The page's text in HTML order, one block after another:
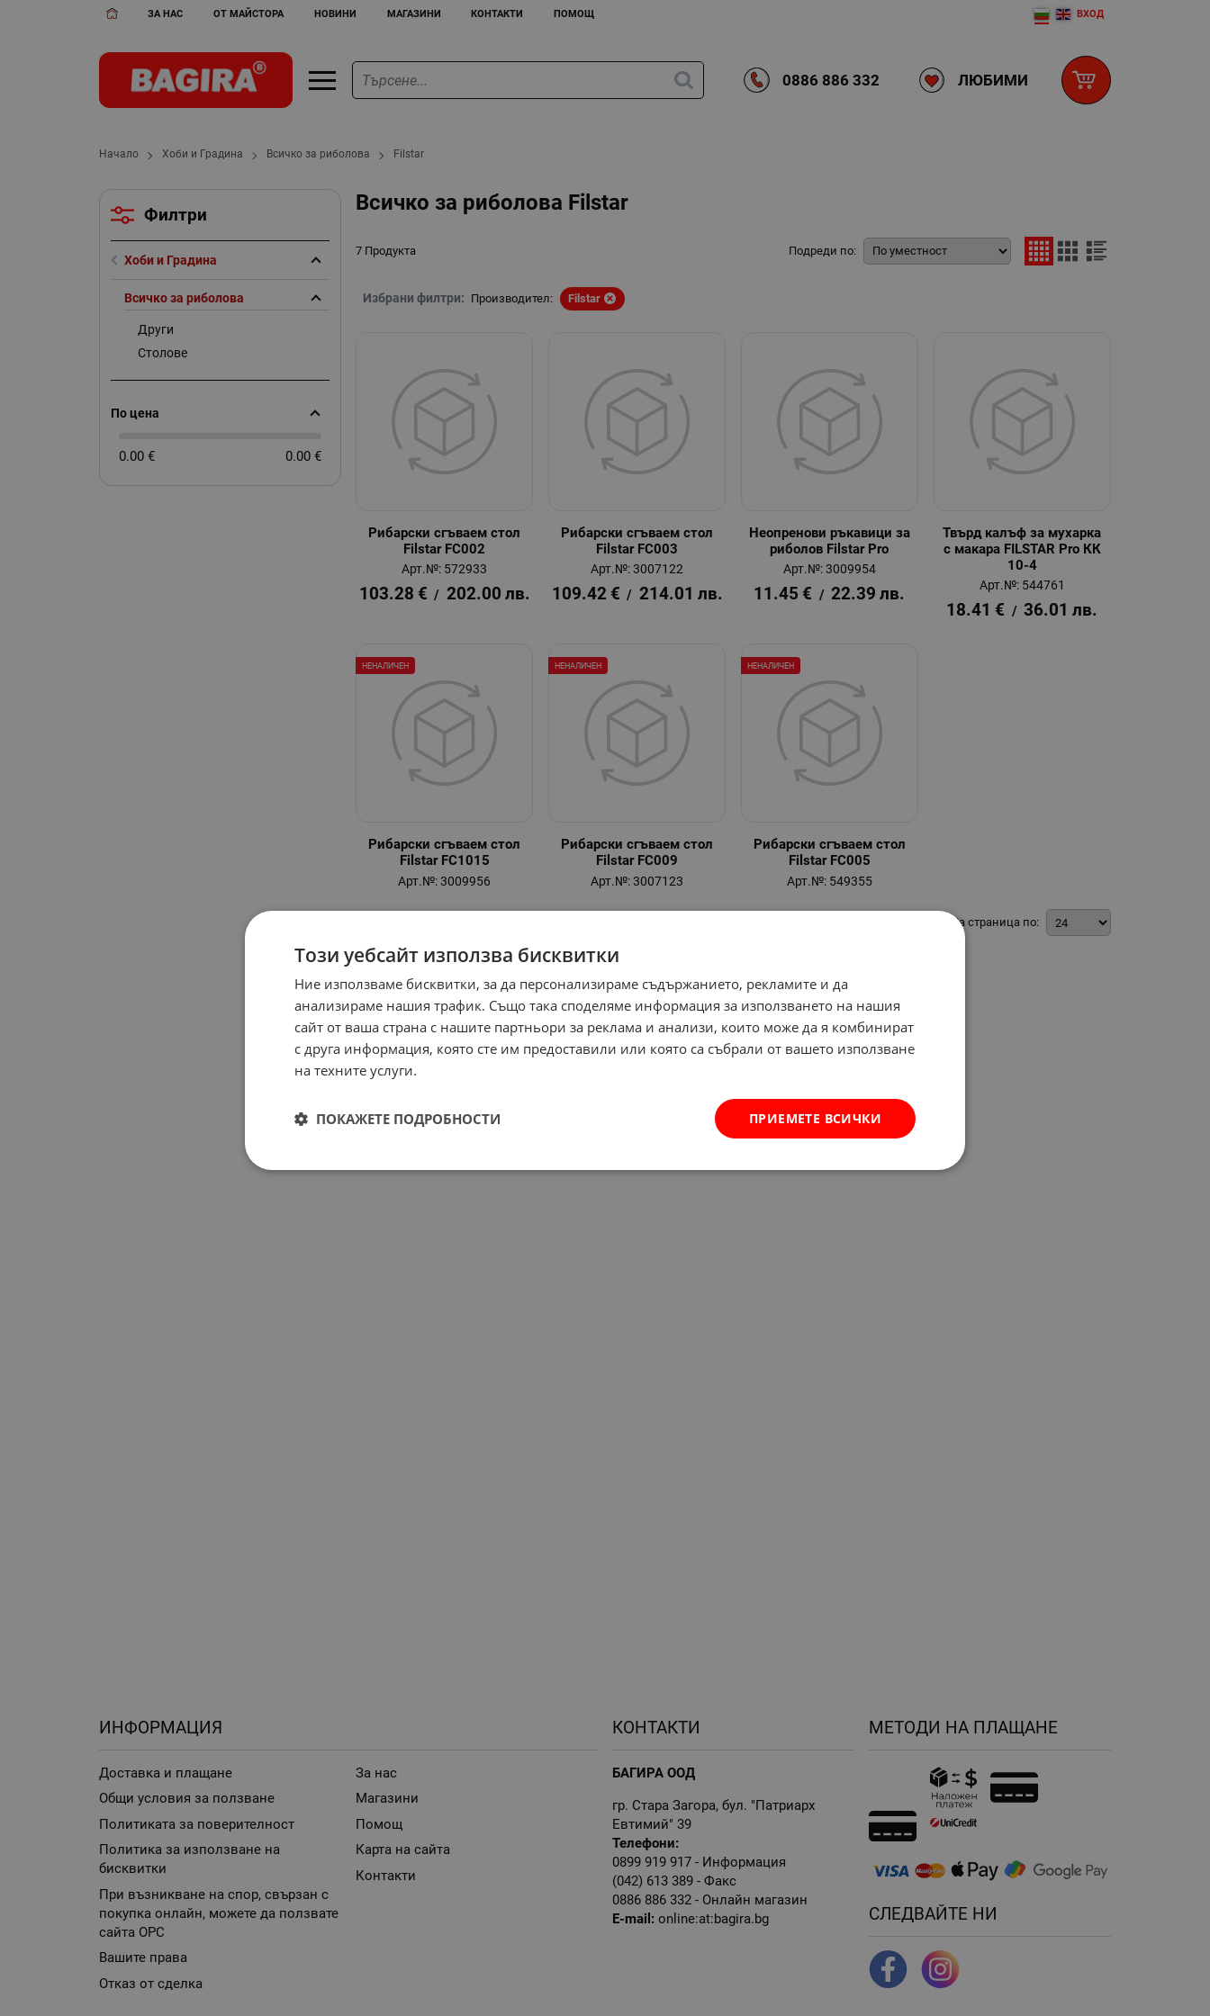
ЗА НАС ОТ МАЙСТОРА НОВИНИ МАГАЗИНИ КОНТАКТИ ПОМОЩ ВХОД
0886 886 332 ЛЮБИМИ
Начало Хоби и Градина Всичко за риболова Filstar
Всичко за риболова Filstar
7 Продукта Подреди по:
Избрани филтри: Производител: Filstar
Рибарски сгъваем стол
Filstar FC002
Арт.№: 572933
103.28 € / 202.00 лв.
Рибарски сгъваем стол
Filstar FC003
Арт.№: 3007122
109.42 € / 214.01 лв.
Неопренови ръкавици за
риболов Filstar Pro
Арт.№: 3009954
11.45 € / 22.39 лв.
Твърд калъф за мухарка
с макара FILSTAR Pro КК
10-4
Арт.№: 544761
18.41 € / 36.01 лв.
Рибарски сгъваем стол
Filstar FC1015
Арт.№: 3009956
НЕНАЛИЧЕН
Рибарски сгъваем стол
Filstar FC009
Арт.№: 3007123
НЕНАЛИЧЕН
Рибарски сгъваем стол
Filstar FC005
Арт.№: 549355
НЕНАЛИЧЕН
На страница по:
Филтри
Хоби и Градина
Всичко за риболова
Други
Столове
По цена
0.00 € 0.00 €
ИНФОРМАЦИЯ
Доставка и плащане
Общи условия за ползване
Политиката за поверителност
Политика за използване на
бисквитки
При възникване на спор, свързан с
покупка онлайн, можете да ползвате
сайта ОРС
Вашите права
Отказ от сделка
За нас
Магазини
Помощ
Карта на сайта
Контакти
КОНТАКТИ
БАГИРА ООД
гр. Стара Загора, бул. "Патриарх
Евтимий" 39
Телефони:
0899 919 917 - Информация
(042) 613 389 - Факс
0886 886 332 - Онлайн магазин
E-mail: online:at:bagira.bg
МЕТОДИ НА ПЛАЩАНЕ
СЛЕДВАЙТЕ НИ
Този уебсайт използва бисквитки
Ние използваме бисквитки, за да персонализираме съдържанието, рекламите и да
анализираме нашия трафик. Също така споделяме информация за използването на нашия
сайт от ваша страна с нашите партньори за реклама и анализи, които може да я комбинират
с друга информация, която сте им предоставили или която са събрали от вашето използване
на техните услуги.
ПРИЕМЕТЕ ВСИЧКИ
ПОКАЖЕТЕ ПОДРОБНОСТИ